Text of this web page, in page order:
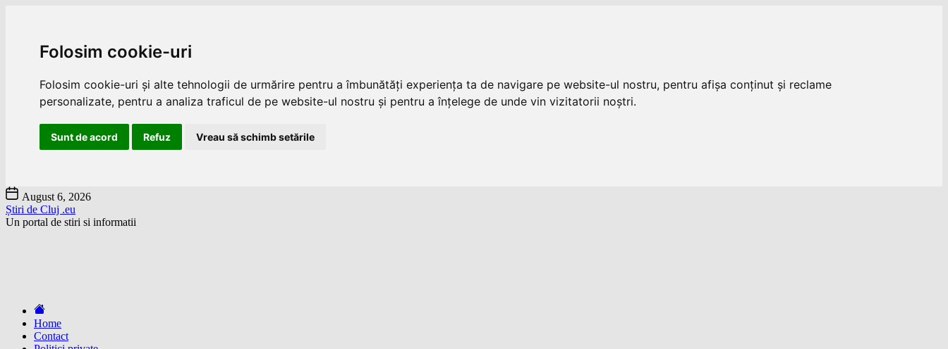
Folosim cookie-uri
Folosim cookie-uri și alte tehnologii de urmărire pentru a îmbunătăți experiența ta de navigare pe website-ul nostru, pentru afișa conținut și reclame
personalizate, pentru a analiza traficul de pe website-ul nostru și pentru a înțelege de unde vin vizitatorii noștri.
Sunt de acord Refuz Vreau să schimb setările
Skip
to
the
content
August 6, 2026
Știri de Cluj .eu
Un portal de stiri si informatii
Home
Contact